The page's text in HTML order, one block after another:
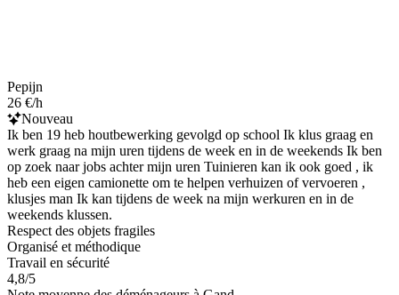
Pepijn
26 €/h
Nouveau
Ik ben 19 heb houtbewerking gevolgd op school Ik klus graag en
werk graag na mijn uren tijdens de week en in de weekends Ik ben
op zoek naar jobs achter mijn uren Tuinieren kan ik ook goed , ik
heb een eigen camionette om te helpen verhuizen of vervoeren ,
klusjes man Ik kan tijdens de week na mijn werkuren en in de
weekends klussen.
Respect des objets fragiles
Organisé et méthodique
Travail en sécurité
4,8/5